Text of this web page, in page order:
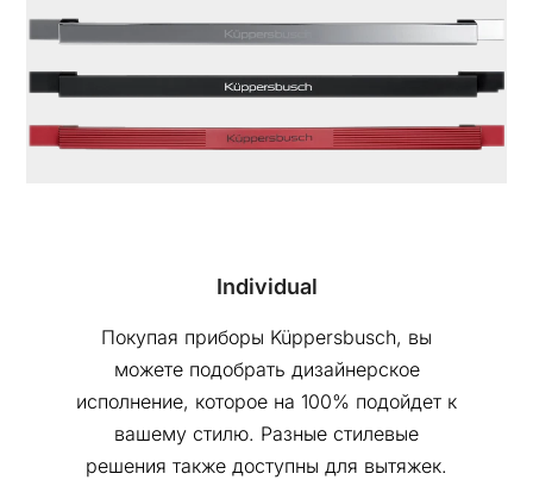
Individual
Покупая приборы Küppersbusch, вы
можете подобрать дизайнерское
исполнение, которое на 100% подойдет к
вашему стилю. Разные стилевые
решения также доступны для вытяжек.